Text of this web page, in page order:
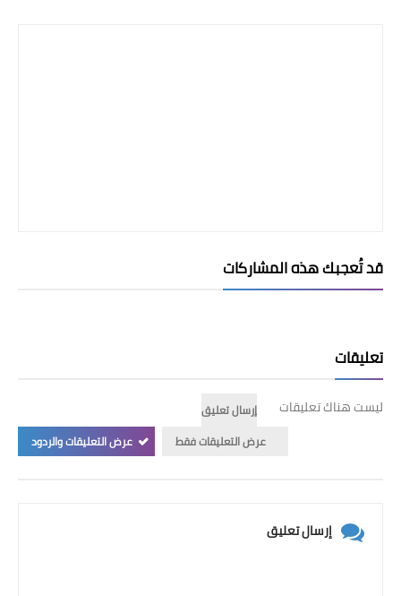
قد تُعجبك هذه المشاركات
تعليقات
ليست هناك تعليقات
إرسال تعليق
عرض التعليقات فقط
عرض التعليقات والردود
إرسال تعليق